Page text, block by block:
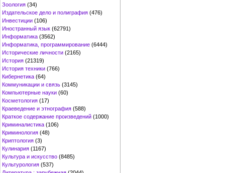
Зоология (34)
Издательское дело и полиграфия (476)
Инвестиции (106)
Иностранный язык (62791)
Информатика (3562)
Информатика, программирование (6444)
Исторические личности (2165)
История (21319)
История техники (766)
Кибернетика (64)
Коммуникации и связь (3145)
Компьютерные науки (60)
Косметология (17)
Краеведение и этнография (588)
Краткое содержание произведений (1000)
Криминалистика (106)
Криминология (48)
Криптология (3)
Кулинария (1167)
Культура и искусство (8485)
Культурология (537)